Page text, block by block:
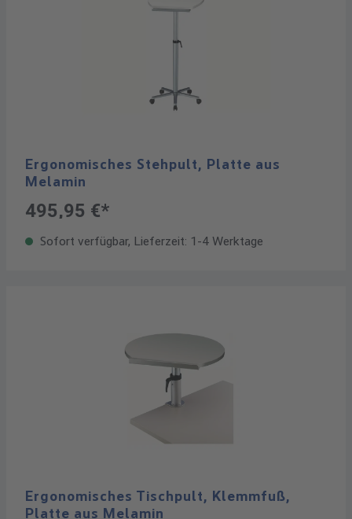
Ergonomisches Stehpult, Platte aus
Melamin
495,95 €*
Sofort verfügbar, Lieferzeit: 1-4 Werktage
Ergonomisches Tischpult, Klemmfuß,
Platte aus Melamin